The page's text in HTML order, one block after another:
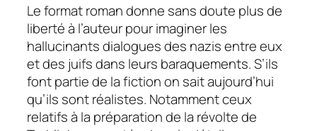
Le format roman donne sans doute plus de
liberté à l’auteur pour imaginer les
hallucinants dialogues des nazis entre eux
et des juifs dans leurs baraquements. S’ils
font partie de la fiction on sait aujourd’hui
qu’ils sont réalistes. Notamment ceux
relatifs à la préparation de la révolte de